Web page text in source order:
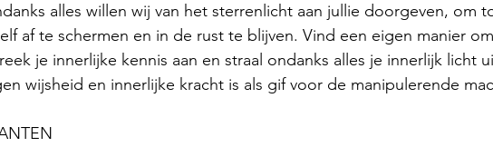
alles willen wij van het sterrenlicht aan jullie doorgeven, om
af te schermen en in de rust te blijven. Vind een eigen manier
je innerlijke kennis aan en straal ondanks alles je innerlijk licht
wijsheid en innerlijke kracht is als gif voor de manipulerende